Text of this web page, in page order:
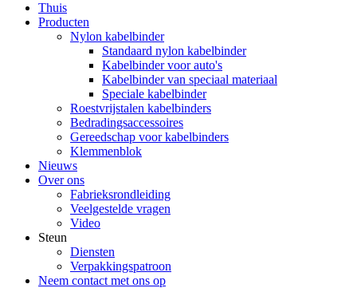
Thuis
Producten
Nylon kabelbinder
Standaard nylon kabelbinder
Kabelbinder voor auto's
Kabelbinder van speciaal materiaal
Speciale kabelbinder
Roestvrijstalen kabelbinders
Bedradingsaccessoires
Gereedschap voor kabelbinders
Klemmenblok
Nieuws
Over ons
Fabrieksrondleiding
Veelgestelde vragen
Video
Steun
Diensten
Verpakkingspatroon
Neem contact met ons op